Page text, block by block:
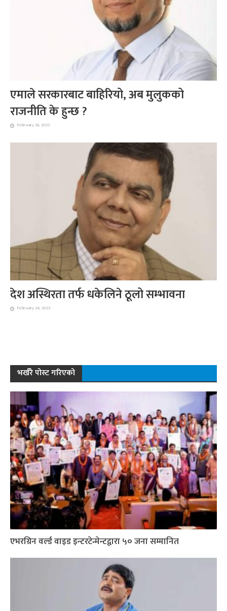
एमाले सरकारबाट बाहिरियो, अब मुलुकको
राजनीति के हुन्छ ?
February 28, 2023
देश अस्थिरता तर्फ धकेलिने ठूलो सम्भावना
February 24, 2023
भर्खरै पोस्ट गरिएको
एभरग्रिन वर्ल्ड वाइड इन्टरटेन्मेन्टद्वारा ५० जना सम्मानित